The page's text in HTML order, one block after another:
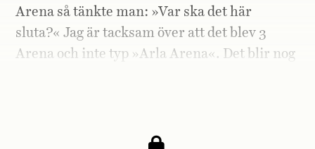
Arena så tänkte man: »Var ska det här
sluta?« Jag är tacksam över att det blev 3
Arena och inte typ »Arla Arena«. Det blir nog